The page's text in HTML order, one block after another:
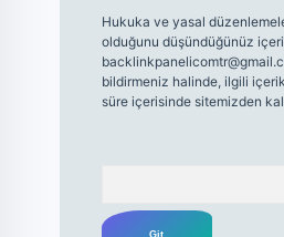
Hukuka ve yasal
olduğunu düşündüğünüz
bildirmeniz halinde, ilgili
süre içerisinde sitemizden